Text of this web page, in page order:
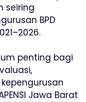
seiring
BPD
penting bagi
Jawa Barat